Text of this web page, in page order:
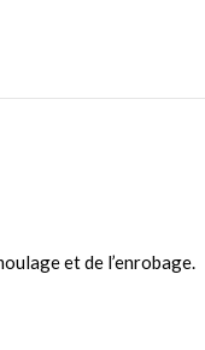
et de l’enrobage.